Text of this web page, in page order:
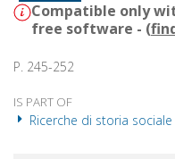
Compatible only
free software - (
P. 245-252
IS PART OF
Ricerche di storia